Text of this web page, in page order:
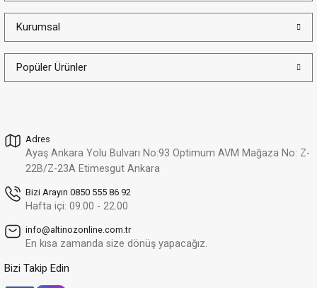
Adres
Ayaş Ankara Yolu Bulvarı No:93 Optimum AVM Mağaza No: Z-
22B/Z-23A Etimesgut Ankara
Bizi Arayın 0850 555 86 92
Hafta içi: 09.00 - 22.00
info@altinozonline.com.tr
En kısa zamanda size dönüş yapacağız.
Bizi Takip Edin
Kurumsal
Popüler Ürünler